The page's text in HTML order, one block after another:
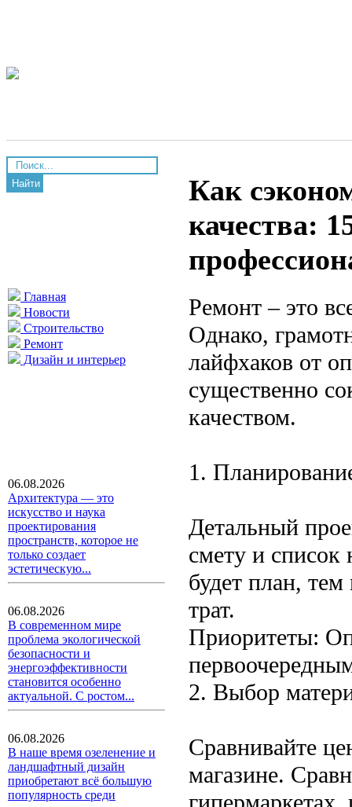
Найти
Главная
Новости
Строительство
Ремонт
Дизайн и интерьер
06.08.2026
Архитектура — это
искусство и наука
проектирования
пространств, которое не
только создает
эстетическую...
06.08.2026
В современном мире
проблема экологической
безопасности и
энергоэффективности
становится особенно
актуальной. С ростом...
06.08.2026
В наше время озеленение и
ландшафтный дизайн
приобретают всё большую
популярность среди
Как
качества:
Ремонт – это
Однако,
лайфхаков от
существенно
качеством.
1.
Детальный
смету и список
будет план,
трат.
Приоритеты:
2. Выбор
Сравнивайте
магазине.